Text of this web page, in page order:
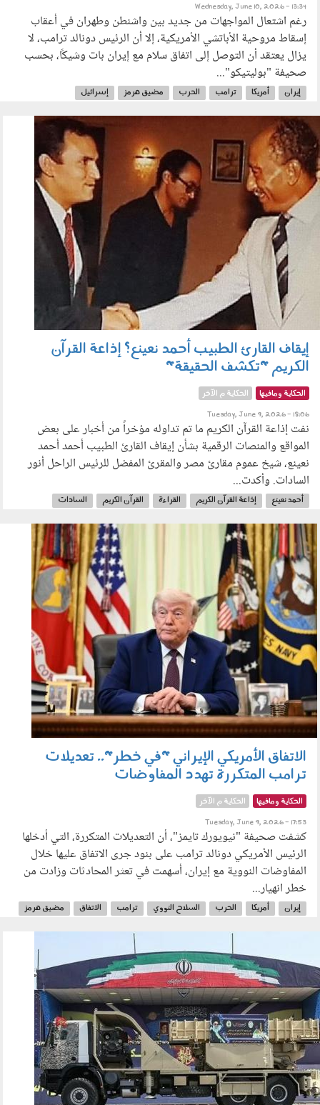
Wednesday, June 10, 2026 - 13:34
رغم اشتعال المواجهات من جديد بين واشنطن وطهران في أعقاب
إسقاط مروحية الأباتشي الأمريكية، إلا أن الرئيس دونالد ترامب، لا
يزال يعتقد أن التوصل إلى اتفاق سلام مع إيران بات وشيكًا، بحسب
صحيفة "بوليتيكو"...
إيران أمريكا ترامب الحرب مضيق هرمز
إسرائيل
090604.jpg
إيقاف القارئ الطبيب أحمد نعينع؟ إذاعة القرآن
الكريم "تكشف الحقيقة"
الحكاية ومافيها الحكاية م الآخر
Tuesday, June 9, 2026 - 18:06
نفت إذاعة القرآن الكريم ما تم تداوله مؤخراً من أخبار على بعض
المواقع والمنصات الرقمية بشأن إيقاف القارئ الطبيب أحمد أحمد
نعينع، شيخ عموم مقارئ مصر والمقرئ المفضل للرئيس الراحل أنور
السادات. وأكدت...
أحمد نعينع إذاعة القرآن الكريم القراءة القرآن الكريم السادات
090602.jpg
الاتفاق الأمريكي الإيراني "في خطر".. تعديلات
ترامب المتكررة تهدد المفاوضات
الحكاية ومافيها الحكاية م الآخر
Tuesday, June 9, 2026 - 17:53
كشفت صحيفة "نيويورك تايمز"، أن التعديلات المتكررة، التي أدخلها
الرئيس الأمريكي دونالد ترامب على بنود جرى الاتفاق عليها خلال
المفاوضات النووية مع إيران، أسهمت في تعثر المحادثات وزادت من
خطر انهيار...
إيران أمريكا الحرب السلاح النووي ترامب الاتفاق مضيق هرمز
080601.jpg